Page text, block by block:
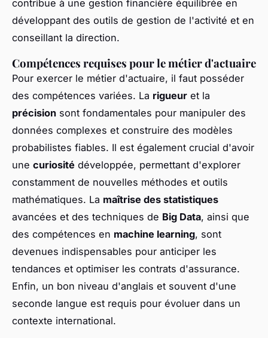
contribue à une gestion financière équilibrée en
développant des outils de gestion de l'activité et en
conseillant la direction.
Compétences requises pour le métier d'actuaire
Pour exercer le métier d'actuaire, il faut posséder
des compétences variées. La rigueur et la
précision sont fondamentales pour manipuler des
données complexes et construire des modèles
probabilistes fiables. Il est également crucial d'avoir
une curiosité développée, permettant d'explorer
constamment de nouvelles méthodes et outils
mathématiques. La maîtrise des statistiques
avancées et des techniques de Big Data, ainsi que
des compétences en machine learning, sont
devenues indispensables pour anticiper les
tendances et optimiser les contrats d'assurance.
Enfin, un bon niveau d'anglais et souvent d'une
seconde langue est requis pour évoluer dans un
contexte international.